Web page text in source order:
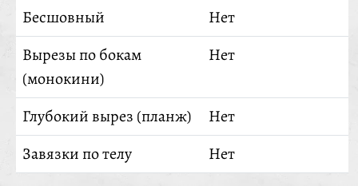
Бесшовный
Нет
Вырезы по бокам
(монокини)
Нет
Глубокий вырез (планж)
Нет
Завязки по телу
Нет